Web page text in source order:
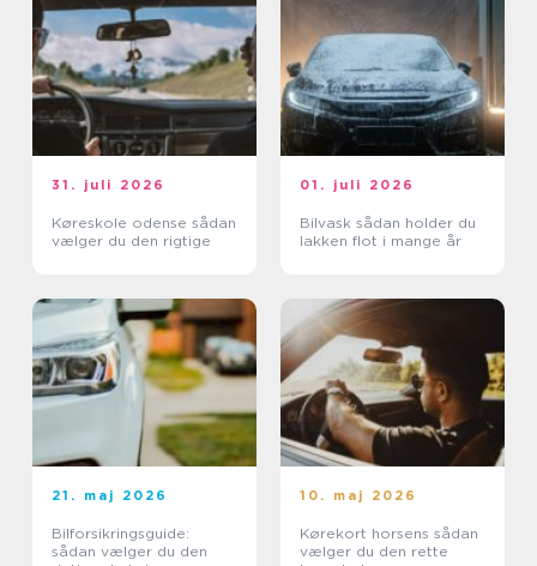
31. juli 2026
Køreskole odense sådan
vælger du den rigtige
01. juli 2026
Bilvask sådan holder du
lakken flot i mange år
21. maj 2026
Bilforsikringsguide:
sådan vælger du den
10. maj 2026
Kørekort horsens sådan
vælger du den rette